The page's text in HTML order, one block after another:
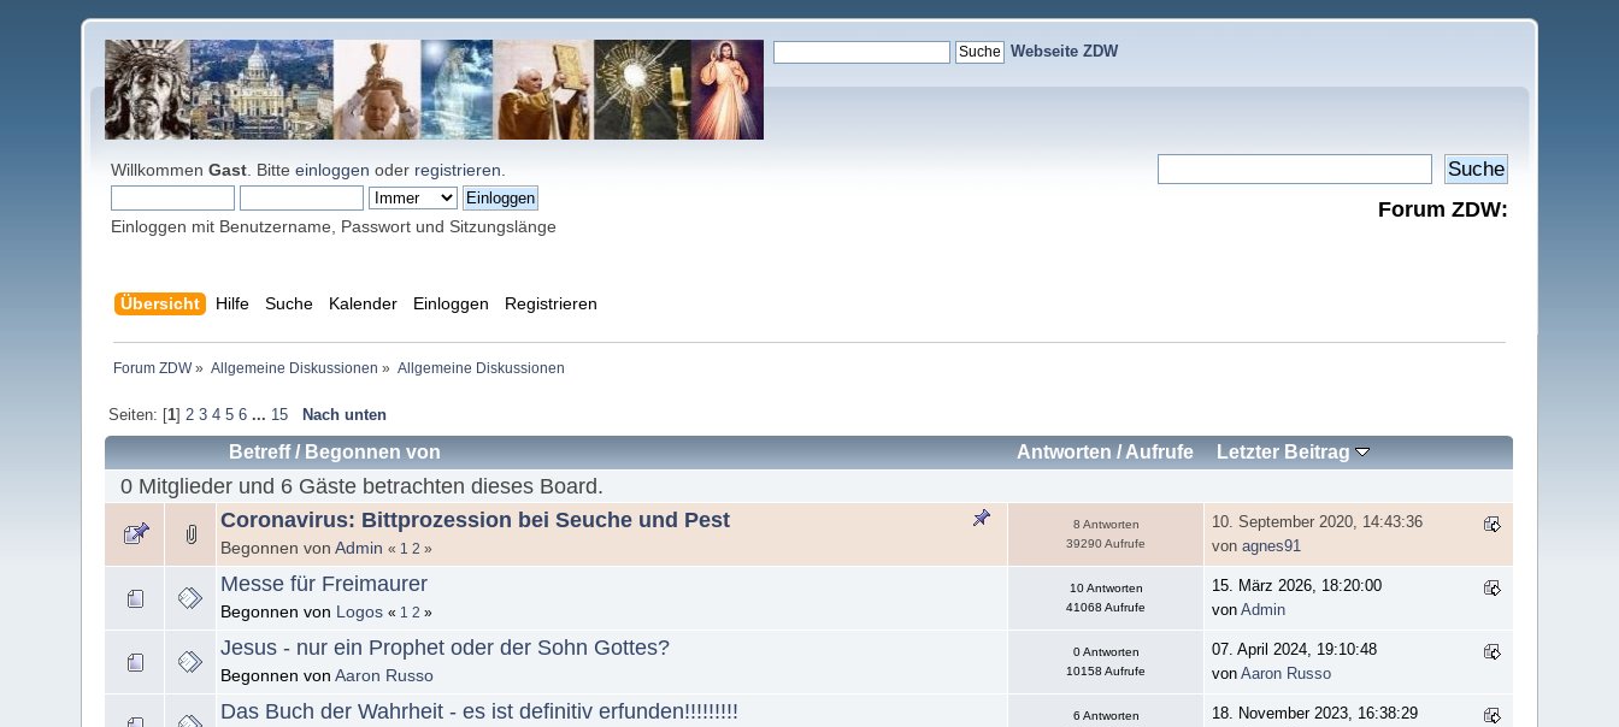
Webseite ZDW
WillkommenGast . Bitteeinloggen oder registrieren
Einloggen mit Benutzername, Passwort und Sitzungslänge
Forum ZDW:
Übersicht Hilfe Suche Kalender Einloggen Registrieren
Forum ZDW» Allgemeine Diskussionen » Allgemeine Diskussionen
Seiten: [1] 2 3 4 5 6 ... 15 Nach unten
Betreff/ Begonnen von Antworten /Aufrufe Letzter Beitrag
0 Mitglieder und 6 Gäste betrachten dieses Board.
Coronavirus: Bittprozession bei Seuche und Pest
Begonnen vonAdmin « 1 2 »
8 Antworten
39290 Aufrufe
10. September 2020, 14:43:36
vonagnes91
Messe für Freimaurer
Begonnen von Logos « 1 2 »
10 Antworten
41068 Aufrufe
15. März 2026, 18:20:00
vonAdmin
Jesus - nur ein Prophet oder der Sohn Gottes?
Begonnen vonAaron Russo
0 Antworten
10158 Aufrufe
07. April 2024, 19:10:48
vonAaron Russo
Das Buch der Wahrheit - es ist definitiv erfunden!!!!!!!!!
6 Antworten
18. November 2023, 16:38:29